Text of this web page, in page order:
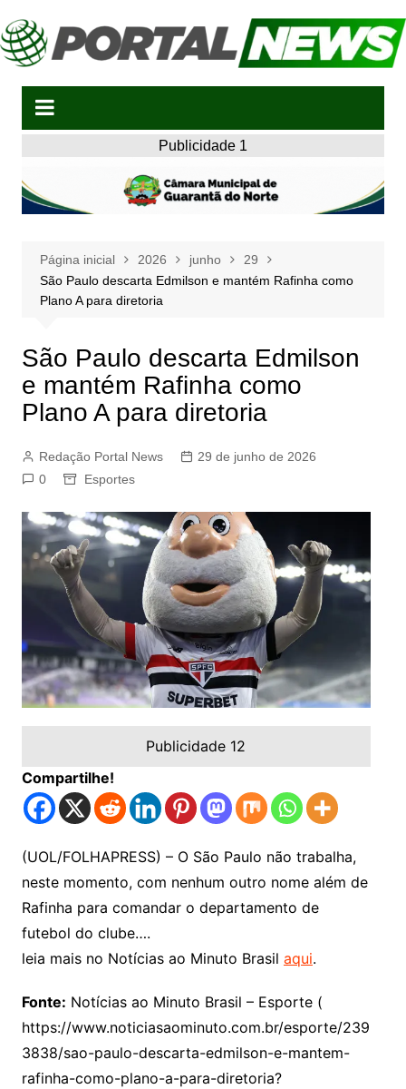
para
o
Publicidade 1
Página inicial 2026 junho
29
São Paulo descarta Edmilson e mantém Rafinha como
Plano A para diretoria
São Paulo descarta Edmilson
e mantém Rafinha como
Plano A para diretoria
Redação Portal News
29 de junho de 2026
0
Esportes
Publicidade 12
Compartilhe!
(UOL/FOLHAPRESS) – O São Paulo não trabalha,
neste momento, com nenhum outro nome além de
Rafinha para comandar o departamento de
futebol do clube….
leia mais no Notícias ao Minuto Brasil aqui.
Fonte: Notícias ao Minuto Brasil – Esporte (
https://www.noticiasaominuto.com.br/esporte/239
3838/sao-paulo-descarta-edmilson-e-mantem-
rafinha-como-plano-a-para-diretoria?